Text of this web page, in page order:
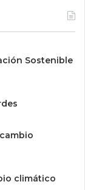
Sostenible
climático